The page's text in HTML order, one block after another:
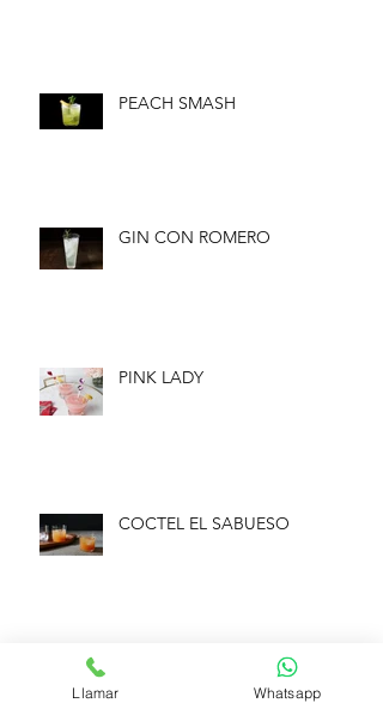
PEACH SMASH
GIN CON ROMERO
PINK LADY
COCTEL EL SABUESO
Llamar Whatsapp